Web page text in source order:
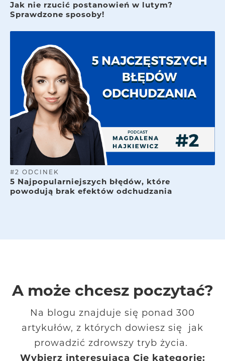
Jak nie rzucić postanowień w lutym?
Sprawdzone sposoby!
#2 ODCINEK
5 Najpopularniejszych błędów, które
powodują brak efektów odchudzania
A może chcesz poczytać?
Na blogu znajduje się ponad 300
artykułów, z których dowiesz się jak
prowadzić zdrowszy tryb życia.
Wybierz interesującą Cię kategorię: